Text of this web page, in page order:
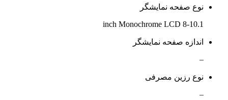
نوع صفحه نمایشگر
10.1-inch Monochrome LCD 8
اندازه صفحه نمایشگر
–
نوع رزین مصرفی
–